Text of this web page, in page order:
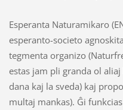
Esperanta Naturamikaro
esperanto-societo
tegmenta organizo
estas jam pli granda ol
dana kaj la sveda) kaj
multaj mankas). Ĝi